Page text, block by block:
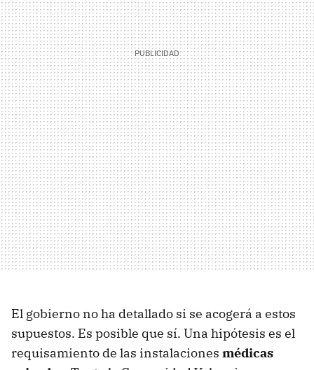
El gobierno no ha detallado si se acogerá a estos
supuestos. Es posible que sí. Una hipótesis es el
requisamiento de las instalaciones médicas